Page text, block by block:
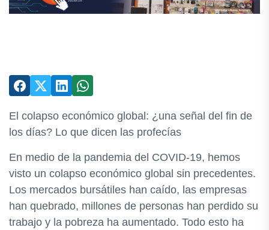
El colapso económico global: ¿una señal del fin de
los días? Lo que dicen las profecías
En medio de la pandemia del COVID-19, hemos
visto un colapso económico global sin precedentes.
Los mercados bursátiles han caído, las empresas
han quebrado, millones de personas han perdido su
trabajo y la pobreza ha aumentado. Todo esto ha